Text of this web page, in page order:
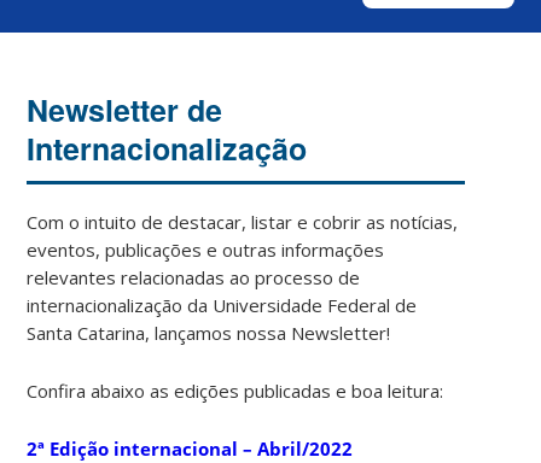
Newsletter de
Internacionalização
Com o intuito de destacar, listar e cobrir as notícias,
eventos, publicações e outras informações
relevantes relacionadas ao processo de
internacionalização da Universidade Federal de
Santa Catarina, lançamos nossa Newsletter!
Confira abaixo as edições publicadas e boa leitura:
2ª Edição internacional – Abril/2022